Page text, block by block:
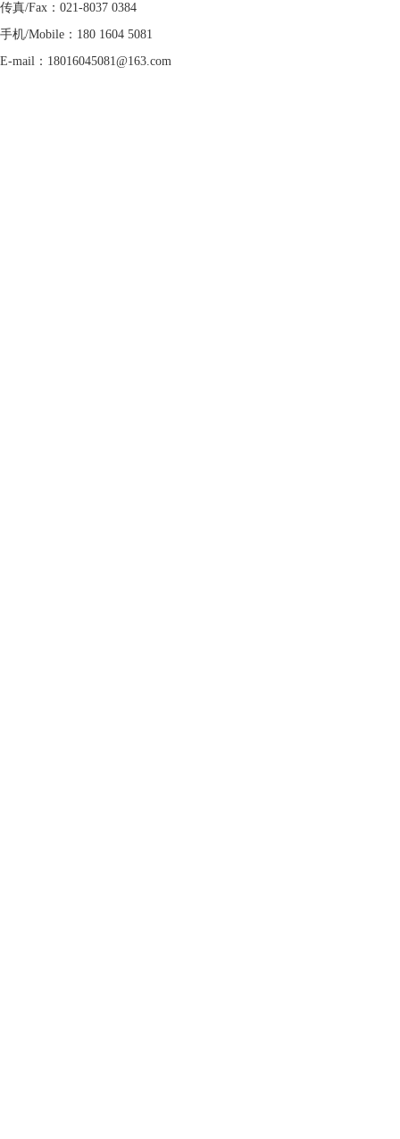
传真/Fax：021-8037 0384
手机/Mobile： 180 1604 5081
E-mail： 18016045081@163.com